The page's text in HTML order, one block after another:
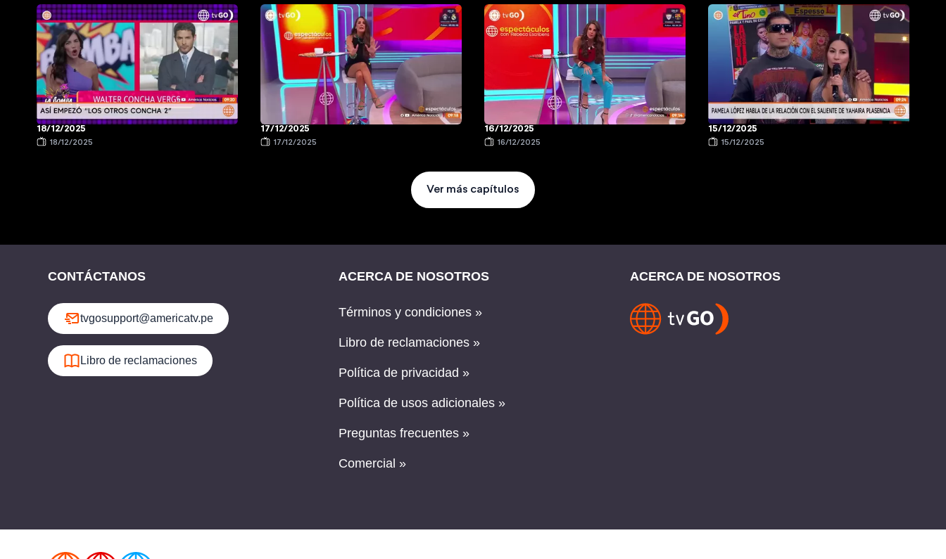
18/12/2025
18/12/2025
17/12/2025
17/12/2025
16/12/2025
16/12/2025
15/12/2025
15/12/2025
Ver más capítulos
CONTÁCTANOS
tvgosupport@americatv.pe
Libro de reclamaciones
ACERCA DE NOSOTROS
Términos y condiciones »
Libro de reclamaciones »
Política de privacidad »
Política de usos adicionales »
Preguntas frecuentes »
Comercial »
ACERCA DE NOSOTROS